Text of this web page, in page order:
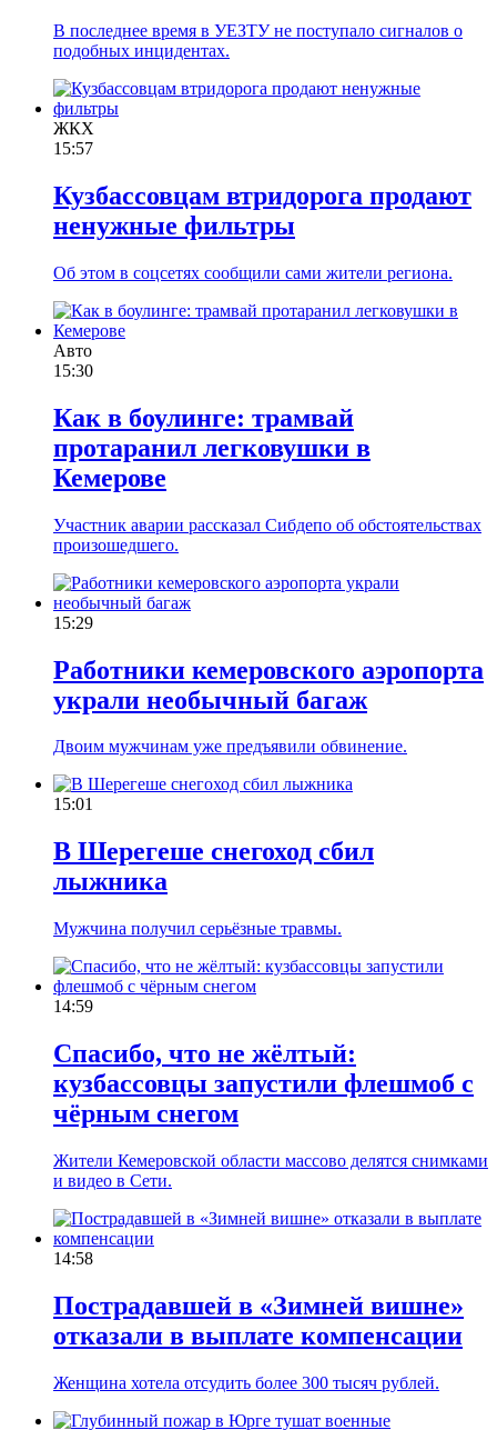
В последнее время в УЕЗТУ не поступало сигналов о
подобных инцидентах.
ЖКХ
15:57
Кузбассовцам втридорога продают
ненужные фильтры
Об этом в соцсетях сообщили сами жители региона.
Авто
15:30
Как в боулинге: трамвай
протаранил легковушки в
Кемерове
Участник аварии рассказал Сибдепо об обстоятельствах
произошедшего.
15:29
Работники кемеровского аэропорта
украли необычный багаж
Двоим мужчинам уже предъявили обвинение.
15:01
В Шерегеше снегоход сбил
лыжника
Мужчина получил серьёзные травмы.
14:59
Спасибо, что не жёлтый:
кузбассовцы запустили флешмоб с
чёрным снегом
Жители Кемеровской области массово делятся снимками
и видео в Сети.
14:58
Пострадавшей в «Зимней вишне»
отказали в выплате компенсации
Женщина хотела отсудить более 300 тысяч рублей.